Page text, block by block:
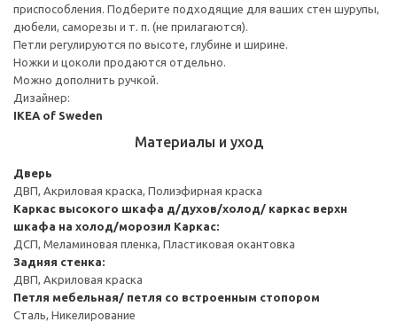
приспособления. Подберите подходящие для ваших стен шурупы,
дюбели, саморезы и т. п. (не прилагаются).
Петли регулируются по высоте, глубине и ширине.
Ножки и цоколи продаются отдельно.
Можно дополнить ручкой.
Дизайнер:
IKEA of Sweden
Материалы и уход
Дверь
ДВП, Акриловая краска, Полиэфирная краска
Каркас высокого шкафа д/духов/холод/ каркас верхн
шкафа на холод/морозил Каркас:
ДСП, Меламиновая пленка, Пластиковая окантовка
Задняя стенка:
ДВП, Акриловая краска
Петля мебельная/ петля со встроенным стопором
Сталь, Никелирование